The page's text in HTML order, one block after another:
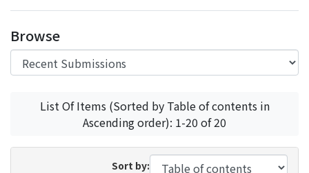
Browse
List Of Items (Sorted by Table of contents in
Ascending order): 1-20 of 20
Sort by: